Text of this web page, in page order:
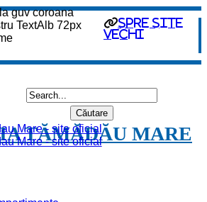
spre site
vechi
TĂMĂDĂU MARE